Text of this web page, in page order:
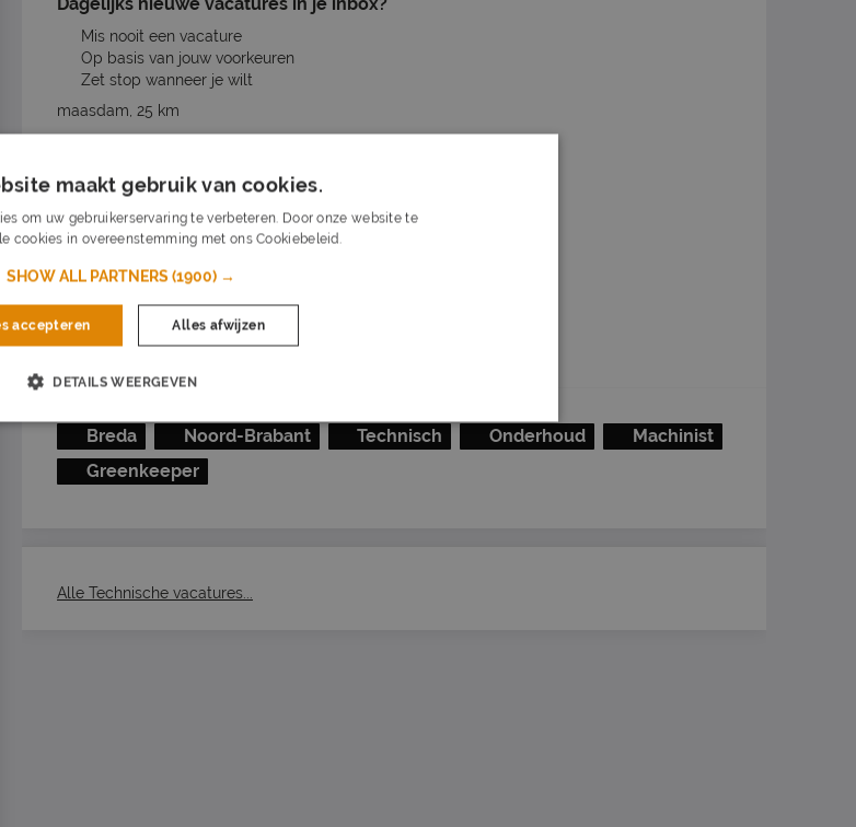
Mis nooit een vacature
Op basis van jouw voorkeuren
Zet stop wanneer je wilt
maasdam, 25 km
Vul je e-mailadres in
Job alert instellen
Breda Noord-Brabant Technisch Onderhoud
Machinist
Greenkeeper
Alle Technische vacatures...
maakt gebruik van cookies.
om uw gebruikerservaring te verbeteren. Door onze website te
cookies in overeenstemming met ons Cookiebeleid.
SHOW ALL PARTNERS (1900) →
accepteren Alles afwijzen
DETAILS WEERGEVEN